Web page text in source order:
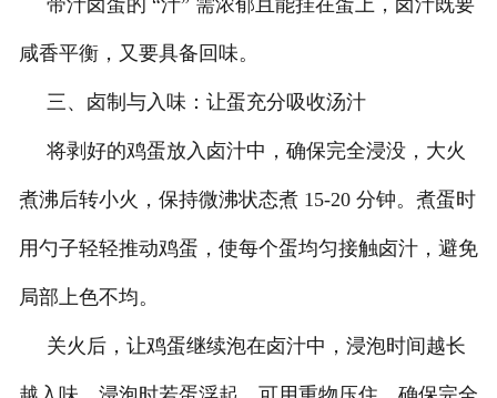
带汁卤蛋的 “汁” 需浓郁且能挂在蛋上，卤汁既要
咸香平衡，又要具备回味。
三、卤制与入味：让蛋充分吸收汤汁
将剥好的鸡蛋放入卤汁中，确保完全浸没，大火
煮沸后转小火，保持微沸状态煮 15-20 分钟。煮蛋时
用勺子轻轻推动鸡蛋，使每个蛋均匀接触卤汁，避免
局部上色不均。
关火后，让鸡蛋继续泡在卤汁中，浸泡时间越长